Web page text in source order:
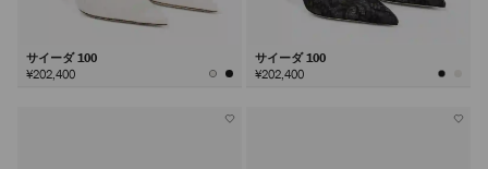
サイーダ 100
¥202,400
サイーダ 100
¥202,400